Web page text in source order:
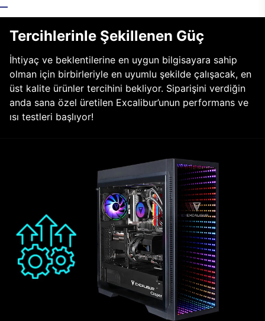
Tercihlerinle Şekillenen Güç
İhtiyaç ve beklentilerine en uygun bilgisayara sahip
olman için birbirleriyle en uyumlu şekilde çalışacak, en
üst kalite ürünler tercihini bekliyor. Siparişini verdiğin
anda sana özel üretilen Excalibur’unun performans ve
ısı testleri başlıyor!